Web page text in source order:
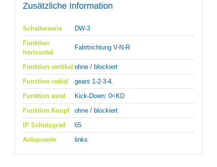
Zusätzliche Information
Schalterserie
DW-3
Funktion
horizontal
Fahrtrichtung V-N-R
Funktion vertikal ohne / blockiert
Function radial
gears 1-2-3-4.
Funktion axial
Kick-Down: 0<KD
Funktion Knopf
ohne / blockiert
IP Schutzgrad
65
Anbauseite
links